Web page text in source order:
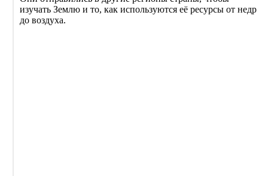
изучать Землю и то, как используются её ресурсы от недр
до воздуха.